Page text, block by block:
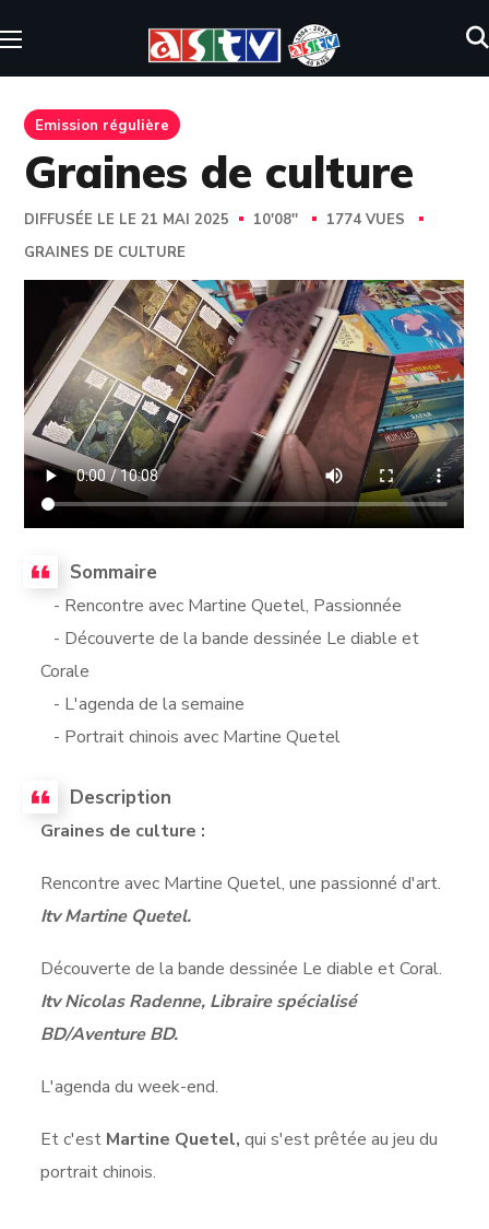
Emission régulière
Graines de culture
DIFFUSÉE LE LE 21 MAI 2025 10'08''
1774 VUES
GRAINES DE CULTURE
Sommaire
- Rencontre avec Martine Quetel, Passionnée
- Découverte de la bande dessinée Le diable et
Corale
- L'agenda de la semaine
- Portrait chinois avec Martine Quetel
Description
Graines de culture :
Rencontre avec Martine Quetel, une passionné d'art.
Itv Martine Quetel.
Découverte de la bande dessinée Le diable et Coral.
Itv Nicolas Radenne, Libraire spécialisé
BD/Aventure BD.
L'agenda du week-end.
Et c'est Martine Quetel, qui s'est prêtée au jeu du
portrait chinois.